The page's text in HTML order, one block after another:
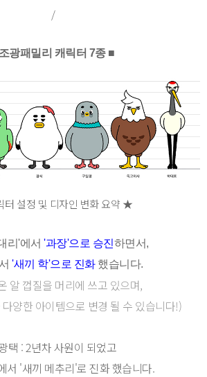
/
광패밀리 캐릭터 7종 ■
터 설정 및 디자인 변화 요약 ★
리'에서 '과장'으로 승진하면서,
'새끼 학'으로 진화했습니다.
알 껍질을 머리에 쓰고 있으며,
양한 아이템으로 변경 될 수 있습니다!)
택 : 2년차 사원이 되었고
서 '새끼 메추리'로 진화 했습니다.